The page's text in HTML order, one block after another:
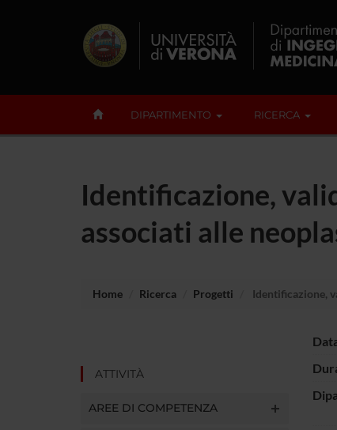
DIPARTIMENTO RICERCA
Identificazione,
associati alle
Home Ricerca Progetti Identificazione,
ATTIVITÀ
AREE DI COMPETENZA